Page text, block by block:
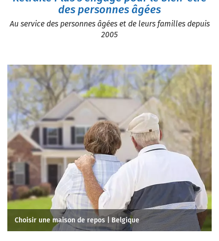
des personnes âgées
Au service des personnes âgées et de leurs familles depuis
2005
Choisir une maison de repos | Belgique